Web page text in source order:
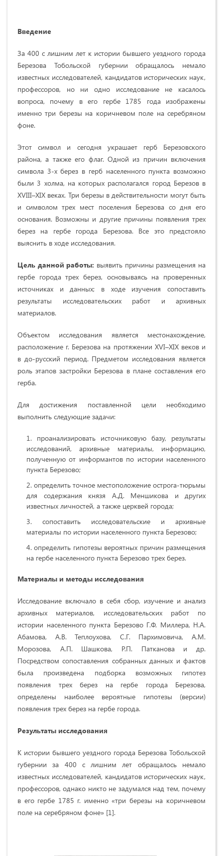
Введение
За 400 с лишним лет к истории бывшего уездного города
Березова Тобольской губернии обращалось немало
известных исследователей, кандидатов исторических наук,
профессоров, но ни одно исследование не касалось
вопроса, почему в его гербе 1785 года изображены
именно три березы на коричневом поле на серебряном
фоне.
Этот символ и сегодня украшает герб Березовского
района, а также его флаг. Одной из причин включения
символа 3-х берез в герб населенного пункта возможно
были 3 холма, на которых располагался город Березов в
ХVIII–ХIХ веках. Три березы в действительности могут быть
и символом трех мест поселения Березова со дня его
основания. Возможны и другие причины появления трех
берез на гербе города Березова. Все это предстояло
выяснить в ходе исследования.
Цель данной работы: выявить причины размещения на
гербе города трех берез, основываясь на проверенных
источниках и данных; в ходе изучения сопоставить
результаты исследовательских работ и архивных
материалов.
Объектом исследования является местонахождение,
расположение г. Березова на протяжении XVI–XIX веков и
в до-русский период. Предметом исследования является
роль этапов застройки Березова в плане составления его
герба.
Для достижения поставленной цели необходимо
выполнить следующие задачи:
проанализировать источниковую базу, результаты
исследований, архивные материалы, информацию,
полученную от информантов по истории населенного
пункта Березово;
определить точное местоположение острога-тюрьмы
для содержания князя А.Д. Меншикова и других
известных личностей, а также церквей города;
сопоставить исследовательские и архивные
материалы по истории населенного пункта Березово;
определить гипотезы вероятных причин размещения
на гербе населенного пункта Березово трех берез.
Материалы и методы исследования
Исследование включало в себя сбор, изучение и анализ
архивных материалов, исследовательских работ по
истории населенного пункта Березово Г.Ф. Миллера, Н.А.
Абамова, А.В. Теплоухова, С.Г. Пархимовича, А.М.
Морозова, А.П. Шашкова, Р.П. Патканова и др.
Посредством сопоставления собранных данных и фактов
была произведена подборка возможных гипотез
появления трех берез на гербе города Березова,
определены наиболее вероятные гипотезы (версии)
появления трех берез на гербе города.
Результаты исследования
К истории бывшего уездного города Березова Тобольской
губернии за 400 с лишним лет обращалось немало
известных исследователей, кандидатов исторических наук,
профессоров, однако никто не задумался над тем, почему
в его гербе 1785 г. именно «три березы на коричневом
поле на серебряном фоне» [1].